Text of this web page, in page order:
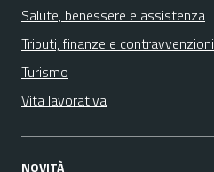
Salute, benessere e assistenza
Tributi, finanze e contravvenzioni
Turismo
Vita lavorativa
NOVITÀ